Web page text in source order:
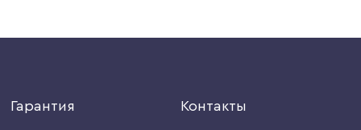
Гарантия Контакты